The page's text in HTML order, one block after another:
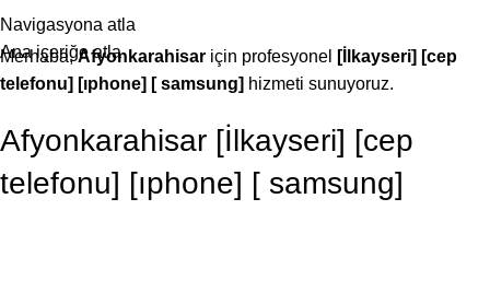
Navigasyona atla
Ana içeriğe atla
Merhaba,Afyonkarahisar için profesyonel
[İlkayseri] [cep
telefonu] [ıphone] [ samsung] hizmeti sunuyoruz.
Afyonkarahisar [İlkayseri] [cep
telefonu] [ıphone] [ samsung]